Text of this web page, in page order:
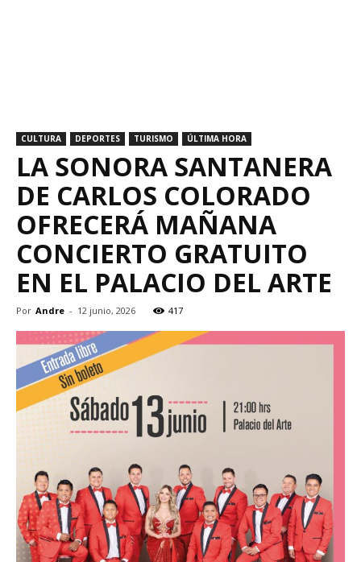
CULTURA DEPORTES TURISMO ÚLTIMA HORA
LA SONORA SANTANERA
DE CARLOS COLORADO
OFRECERÁ MAÑANA
CONCIERTO GRATUITO
EN EL PALACIO DEL ARTE
Por Andre - 12 junio, 2026 417